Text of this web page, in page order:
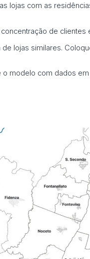
lojas com as
de
lojas similares.
o modelo com dados